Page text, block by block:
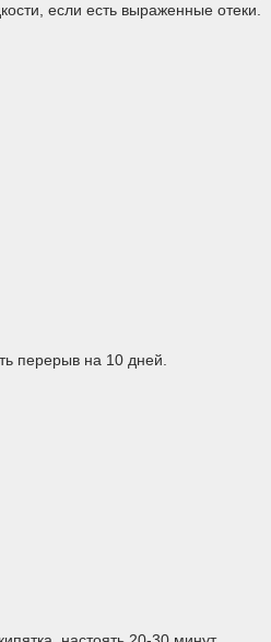
если есть выраженные отеки.
перерыв на 10 дней.